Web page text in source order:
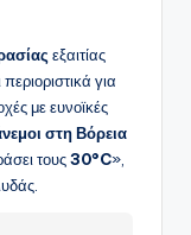
εξαιτίας
για
με ευνοϊκές
στη Βόρεια
τους30°C»,